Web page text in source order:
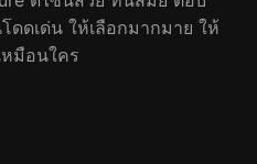
ดเด่น ให้เลือกมากมาย ให้
มือนใคร